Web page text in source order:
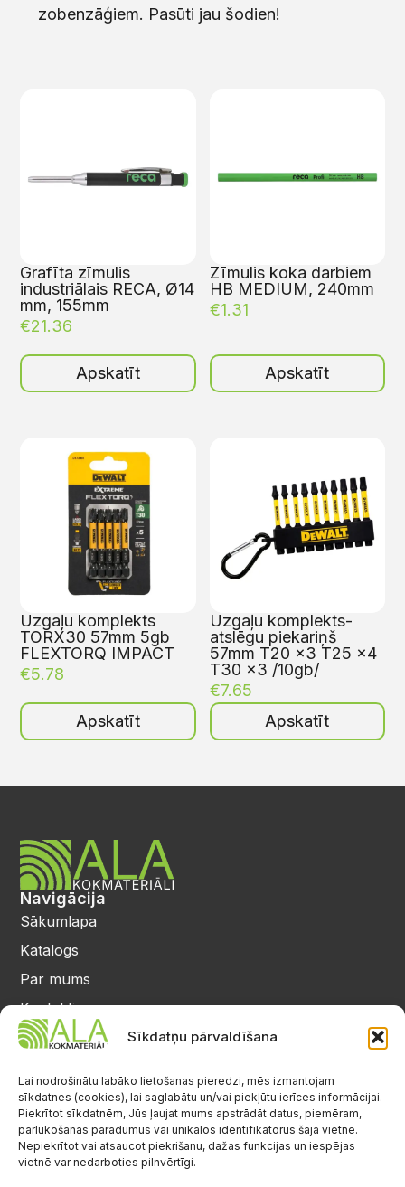
Sīkdatņu pārvaldīšana
Lai nodrošinātu labāko lietošanas pieredzi, mēs izmantojam
sīkdatnes (cookies), lai saglabātu un/vai piekļūtu ierīces informācijai.
Piekrītot sīkdatnēm, Jūs ļaujat mums apstrādāt datus, piemēram,
pārlūkošanas paradumus vai unikālos identifikatorus šajā vietnē.
Nepiekrītot vai atsaucot piekrišanu, dažas funkcijas un iespējas
vietnē var nedarboties pilnvērtīgi.
zobenzāģiem. Pasūti jau šodien!
Grafīta zīmulis
industriālais RECA, Ø14
mm, 155mm
€21.36
Apskatīt
Zīmulis koka darbiem
HB MEDIUM, 240mm
€1.31
Apskatīt
Uzgaļu komplekts
TORX30 57mm 5gb
FLEXTORQ IMPACT
€5.78
Apskatīt
Uzgaļu komplekts-
atslēgu piekariņš
57mm T20 x3 T25 x4
T30 x3 /10gb/
€7.65
Apskatīt
Navigācija
Sākumlapa
Katalogs
Par mums
Kontakti
Privātuma politika
25 64 17 98
info@alalignea.lv
Daugavas iela 28, Mārupe
Facebook